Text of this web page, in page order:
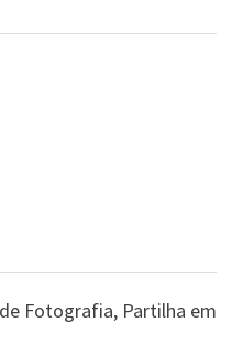
Fotografia, Partilha em